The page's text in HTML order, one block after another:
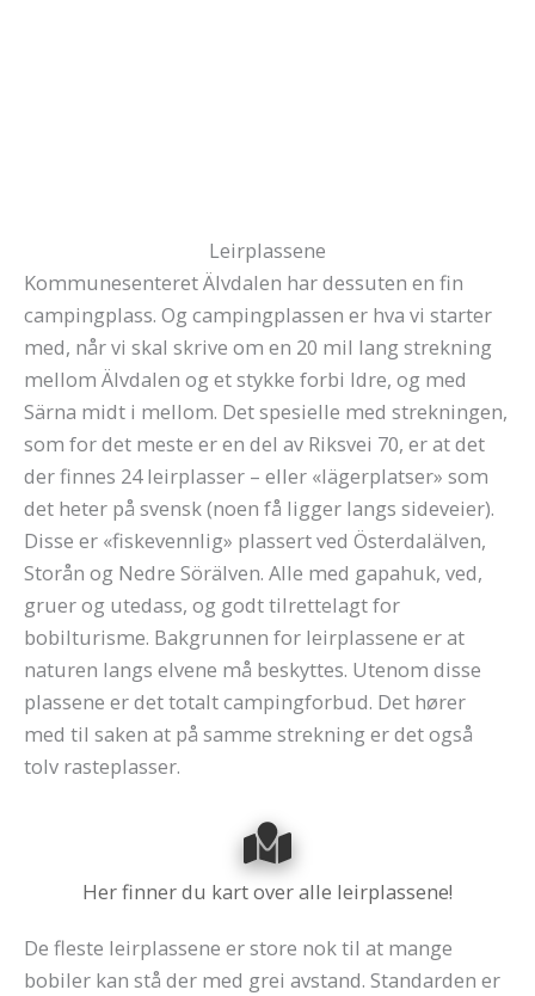
Leirplassene
Kommunesenteret Älvdalen har dessuten en fin
campingplass. Og campingplassen er hva vi starter
med, når vi skal skrive om en 20 mil lang strekning
mellom Älvdalen og et stykke forbi Idre, og med
Särna midt i mellom. Det spesielle med strekningen,
som for det meste er en del av Riksvei 70, er at det
der finnes 24 leirplasser – eller «lägerplatser» som
det heter på svensk (noen få ligger langs sideveier).
Disse er «fiskevennlig» plassert ved Österdalälven,
Storån og Nedre Sörälven. Alle med gapahuk, ved,
gruer og utedass, og godt tilrettelagt for
bobilturisme. Bakgrunnen for leirplassene er at
naturen langs elvene må beskyttes. Utenom disse
plassene er det totalt campingforbud. Det hører
med til saken at på samme strekning er det også
tolv rasteplasser.
Her finner du kart over alle leirplassene!
De fleste leirplassene er store nok til at mange
bobiler kan stå der med grei avstand. Standarden er